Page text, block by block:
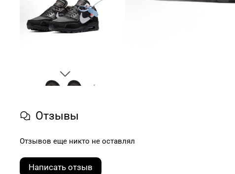
Отзывы
Отзывов еще никто не оставлял
Написать отзыв